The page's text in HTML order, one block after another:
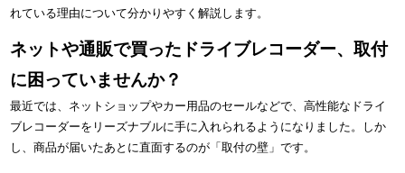
れている理由について分かりやすく解説します。
ネットや通販で買ったドライブレコーダー、取付
に困っていませんか？
最近では、ネットショップやカー用品のセールなどで、高性能なドライ
ブレコーダーをリーズナブルに手に入れられるようになりました。しか
し、商品が届いたあとに直面するのが「取付の壁」です。